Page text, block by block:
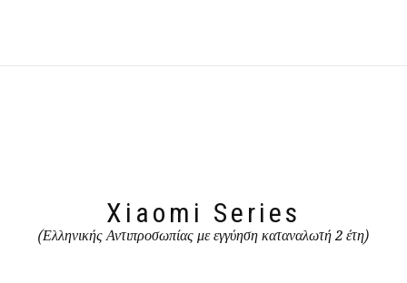
Xiaomi Series
(Ελληνικής Αντιπροσωπίας με εγγύηση καταναλωτή 2 έτη)